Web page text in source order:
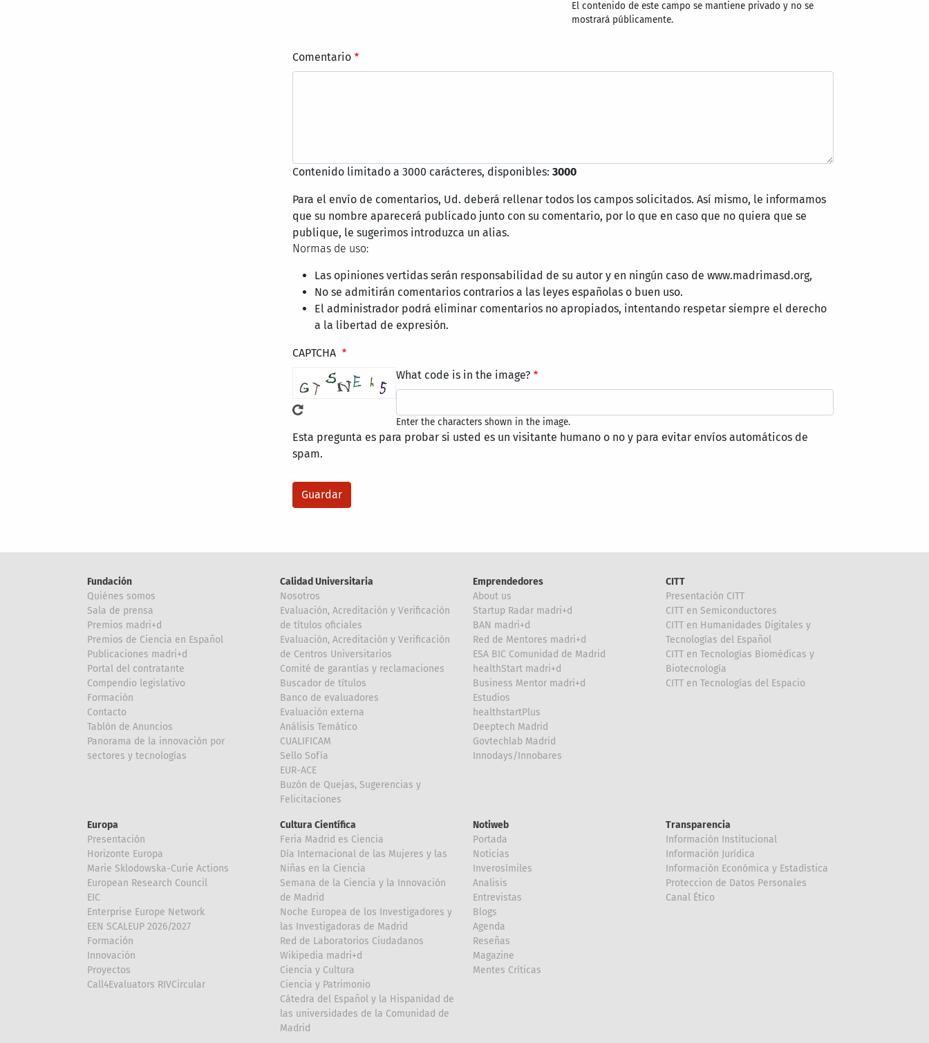
El contenido de este campo se mantiene privado y no se
mostrará públicamente.
Comentario
Contenido limitado a 3000 carácteres, disponibles: 3000
Para el envío de comentarios, Ud. deberá rellenar todos los campos solicitados. Así mismo, le informamos
que su nombre aparecerá publicado junto con su comentario, por lo que en caso que no quiera que se
publique, le sugerimos introduzca un alias.
Normas de uso:
Las opiniones vertidas serán responsabilidad de su autor y en ningún caso de www.madrimasd.org,
No se admitirán comentarios contrarios a las leyes españolas o buen uso.
El administrador podrá eliminar comentarios no apropiados, intentando respetar siempre el derecho
a la libertad de expresión.
CAPTCHA
What code is in the image?
Enter the characters shown in the image.
Esta pregunta es para probar si usted es un visitante humano o no y para evitar envíos automáticos de
spam.
Fundación
Quiénes somos
Sala de prensa
Premios madri+d
Premios de Ciencia en Español
Publicaciones madri+d
Portal del contratante
Compendio legislativo
Formación
Contacto
Tablón de Anuncios
Panorama de la innovación por
sectores y tecnologías
Calidad Universitaria
Nosotros
Evaluación, Acreditación y Verificación
de títulos oficiales
Evaluación, Acreditación y Verificación
de Centros Universitarios
Comité de garantías y reclamaciones
Buscador de títulos
Banco de evaluadores
Evaluación externa
Análisis Temático
CUALIFICAM
Sello Sofía
EUR-ACE
Buzón de Quejas, Sugerencias y
Felicitaciones
Emprendedores
About us
Startup Radar madri+d
BAN madri+d
Red de Mentores madri+d
ESA BIC Comunidad de Madrid
healthStart madri+d
Business Mentor madri+d
Estudios
healthstartPlus
Deeptech Madrid
Govtechlab Madrid
Innodays/Innobares
CITT
Presentación CITT
CITT en Semiconductores
CITT en Humanidades Digitales y
Tecnologías del Español
CITT en Tecnologías Biomédicas y
Biotecnología
CITT en Tecnologías del Espacio
Europa
Presentación
Horizonte Europa
Marie Sklodowska-Curie Actions
European Research Council
EIC
Enterprise Europe Network
EEN SCALEUP 2026/2027
Formación
Innovación
Proyectos
Call4Evaluators RIVCircular
Cultura Científica
Feria Madrid es Ciencia
Día Internacional de las Mujeres y las
Niñas en la Ciencia
Semana de la Ciencia y la Innovación
de Madrid
Noche Europea de los Investigadores y
las Investigadoras de Madrid
Red de Laboratorios Ciudadanos
Wikipedia madri+d
Ciencia y Cultura
Ciencia y Patrimonio
Cátedra del Español y la Hispanidad de
las universidades de la Comunidad de
Madrid
Notiweb
Portada
Noticias
Inverosímiles
Analisis
Entrevistas
Blogs
Agenda
Reseñas
Magazine
Mentes Críticas
Transparencia
Información Institucional
Información Jurídica
Información Económica y Estadística
Proteccion de Datos Personales
Canal Ético